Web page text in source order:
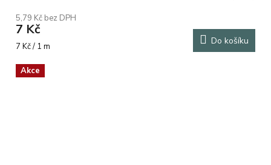
5,79 Kč bez DPH
7 Kč
Měrná
7 Kč / 1 m Do košíku
Akce